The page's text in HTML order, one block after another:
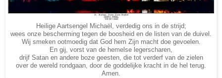
Heilige Aartsengel Michaël, verdedig ons in de strijd;
wees onze bescherming tegen de boosheid en de listen van de duivel.
Wij smeken ootmoedig dat God hem Zijn macht doe gevoelen.
En gij, vorst van de hemelse legerscharen,
drijf Satan en andere boze geesten, die tot verderf van de zielen
over de wereld rondgaan, door de goddelijke kracht in de hel terug.
Amen.